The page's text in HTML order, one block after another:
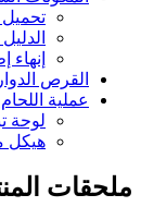
تحميل
القرص الدوار
عملية
لوحة
هيكل
ملحقات